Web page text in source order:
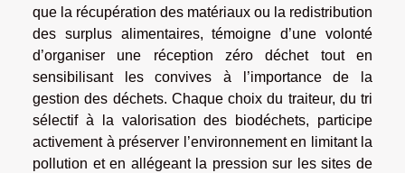
que la récupération des matériaux ou la redistribution
des surplus alimentaires, témoigne d’une volonté
d’organiser une réception zéro déchet tout en
sensibilisant les convives à l’importance de la
gestion des déchets. Chaque choix du traiteur, du tri
sélectif à la valorisation des biodéchets, participe
activement à préserver l’environnement en limitant la
pollution et en allégeant la pression sur les sites de